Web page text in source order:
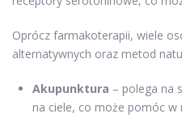
Oprócz farmakoterapii, wiele
alternatywnych oraz metod
Akupunktura – polega na
na ciele, co może pomóc